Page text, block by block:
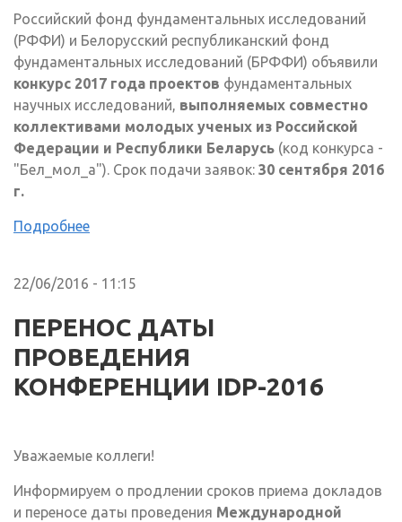
Российский фонд фундаментальных исследований
(РФФИ) и Белорусский республиканский фонд
фундаментальных исследований (БРФФИ) объявили
конкурс 2017 года проектов фундаментальных
научных исследований, выполняемых совместно
коллективами молодых ученых из Российской
Федерации и Республики Беларусь (код конкурса -
"Бел_мол_а"). Срок подачи заявок: 30 сентября 2016
г.
Подробнее
22/06/2016 - 11:15
ПЕРЕНОС ДАТЫ
ПРОВЕДЕНИЯ
КОНФЕРЕНЦИИ IDP-2016
Уважаемые коллеги!
Информируем о продлении сроков приема докладов
и переносе даты проведения Международной